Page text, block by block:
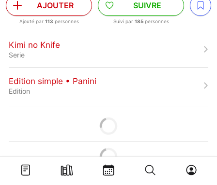
AJOUTER
Ajouté par 113 personnes
SUIVRE
Suivi par 185personnes
Kimi no Knife
Serie
Edition simple • Panini
Edition